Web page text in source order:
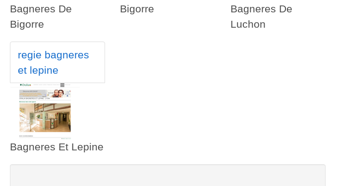
Bagneres De
Bigorre
Bigorre
Bagneres De
Luchon
regie bagneres
et lepine
Bagneres Et Lepine